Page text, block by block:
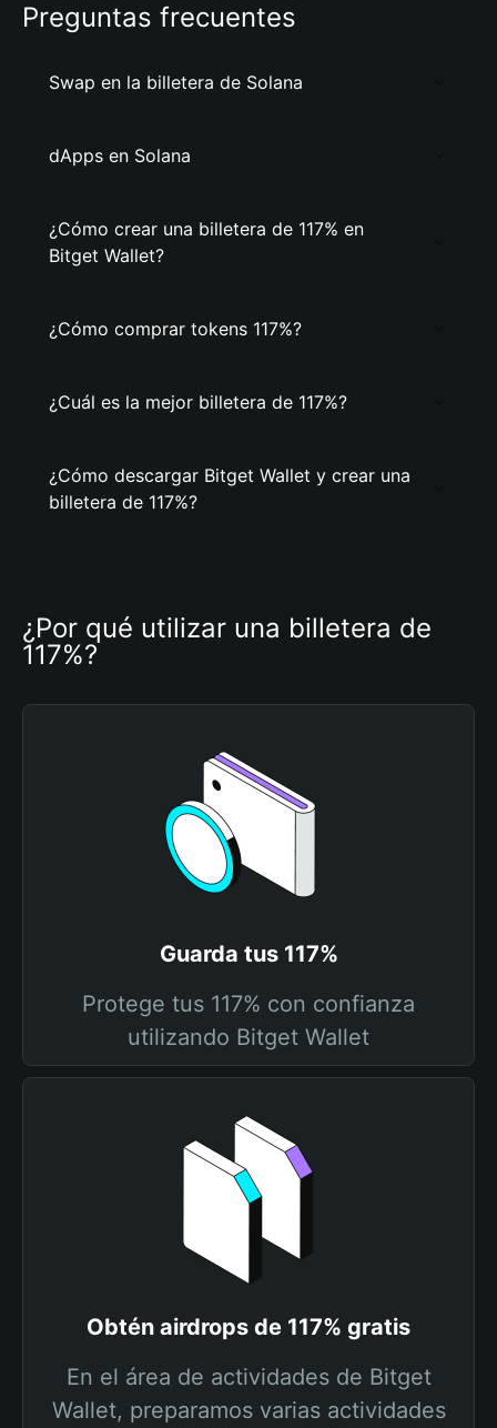
Preguntas frecuentes
Swap en la billetera de Solana
dApps en Solana
¿Cómo crear una billetera de 117% en
Bitget Wallet?
¿Cómo comprar tokens 117%?
¿Cuál es la mejor billetera de 117%?
¿Cómo descargar Bitget Wallet y crear una
billetera de 117%?
¿Por qué utilizar una billetera de
117%?
Guarda tus 117%
Protege tus 117% con confianza
utilizando Bitget Wallet
Obtén airdrops de 117% gratis
En el área de actividades de Bitget
Wallet, preparamos varias actividades